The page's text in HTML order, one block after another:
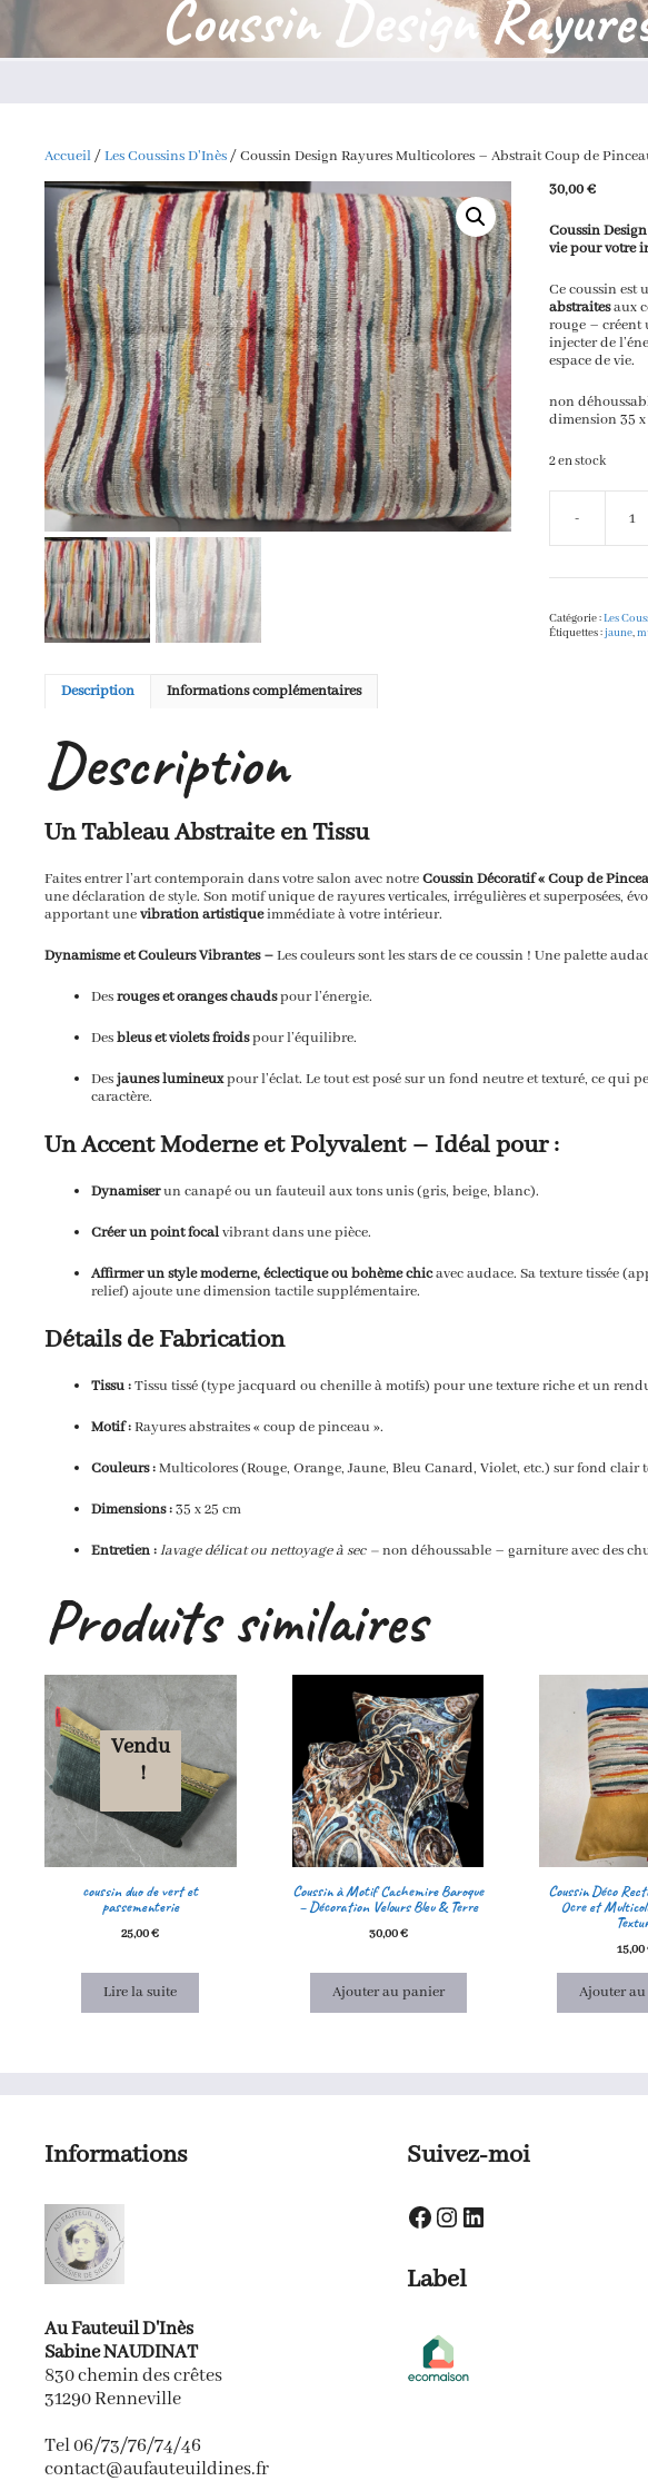
Coussin Design
Accueil/Les Coussins D'Inès/ Coussin Design Rayures Multicolores – Abstrait Coup de
30,00€
Coussin
vie pour votre
Ce coussin est
abstraitesaux
rouge – créent
injecter de
espace de vie.
non
dimension 35 x
2 en stock
-
quantité
de
Design
Multicolores
-
Catégorie :Les
Étiquettes :jaune,
Description Informations complémentaires
Description
Un Tableau Abstraite en Tissu
Faites entrer l’art contemporain dans votre salon avec notreCoussin Décoratif « Coup de
une déclaration de style. Son motif unique de rayures verticales, irrégulières et superposées,
apportant unevibration artistiqueimmédiate à votre intérieur.
Dynamisme et Couleurs Vibrantes –Les couleurs sont les stars de ce coussin ! Une palette
Desrouges et oranges chaudspour l’énergie.
Desbleus et violets froidspour l’équilibre.
Desjaunes lumineuxpour l’éclat. Le tout est posé sur un fond neutre et texturé, ce qui
caractère.
Un Accent Moderne et Polyvalent – Idéal pour :
Dynamiserun canapé ou un fauteuil aux tons unis (gris, beige, blanc).
Créer un point focalvibrant dans une pièce.
Affirmer un style moderne, éclectique ou bohème chicavec audace. Sa texture tissée
relief) ajoute une dimension tactile supplémentaire.
Détails de Fabrication
Tissu :Tissu tissé (type jacquard ou chenille à motifs) pour une texture riche et un
Motif :Rayures abstraites « coup de pinceau ».
Couleurs :Multicolores (Rouge, Orange,Jaune, Bleu Canard, Violet, etc.) sur fond clair
Dimensions :35 x 25 cm
Entretien :lavage délicat ou nettoyage à sec –non déhoussable – garniture avec des
Produits similaires
Vendu
!
coussin duo de vert et
passementerie
25,00€
Lire la suite
Coussin à Motif Cachemire Baroque
– Décoration Velours Bleu & Terre
30,00€
Ajouter au panier
Coussin Déco
Ocre et
15,00
Ajouter
Informations
Au Fauteuil D'Inès
Sabine NAUDINAT
830 chemin des crêtes
31290 Renneville
Tel 06/73/76/74/46
contact@aufauteuildines.fr
Suivez-moi
Facebook
Instagram
LinkedIn
Label